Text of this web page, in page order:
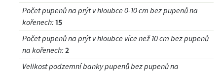
Počet pupenů na prýt v hloubce 0-10 cm bez pupenů na
kořenech: 15
Počet pupenů na prýt v hloubce více než 10 cm bez pupenů
na kořenech: 2
Velikost podzemní banky pupenů bez pupenů na